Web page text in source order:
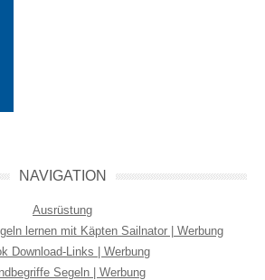
NAVIGATION
Ausrüstung
lernen mit Käpten Sailnator | Werbung
Download-Links | Werbung
Segeln | Werbung